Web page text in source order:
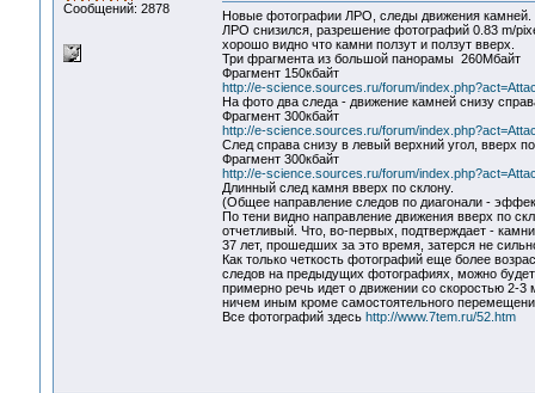
Сообщений: 2878
Новые фотографии ЛРО, следы движения камней.
ЛРО снизился, разрешение фотографий 0.83 m/
хорошо видно что камни ползут и ползут вверх.
Три фрагмента из большой панорамы 260Мбайт
Фрагмент 150кбайт
http://e-science.sources.ru/forum/
На фото два следа - движение камней снизу
Фрагмент 300кбайт
http://e-science.sources.ru/forum/
След справа снизу в левый верхний угол, вверх
Фрагмент 300кбайт
http://e-science.sources.ru/forum/
Длинный след камня вверх по склону.
(Общее направление следов по диагонали -
По тени видно направление движения вверх по
отчетливый. Что, во-первых, подтверждает -
37 лет, прошедших за это время, затерся не
Как только четкость фотографий еще более
следов на предыдущих фотографиях, можно
примерно речь идет о движении со скоростью 2-3
ничем иным кроме самостоятельного
Все фотографий здесь http://www.7tem.ru/52.htm